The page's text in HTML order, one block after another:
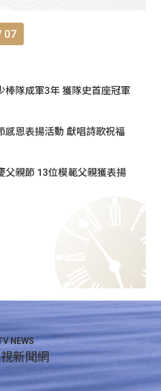
07
棒隊成軍3年 獲隊史首座冠軍
感恩表揚活動 獻唱詩歌祝福
父親節 13位模範父親獲表揚
NEWS
新聞網